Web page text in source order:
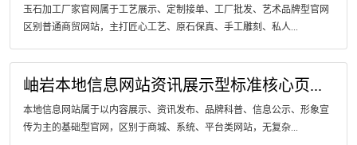
玉石加工厂家官网属于工艺展示、定制接单、工厂批发、艺术品牌型官网
区别普通商贸网站，主打匠心工艺、原石保真、手工雕刻、私人...
岫岩本地信息网站资讯展示型标准核心页...
本地信息网站属于以内容展示、资讯发布、品牌科普、信息公示、形象宣
传为主的基础型官网，区别于商城、系统、平台类网站，无复杂...